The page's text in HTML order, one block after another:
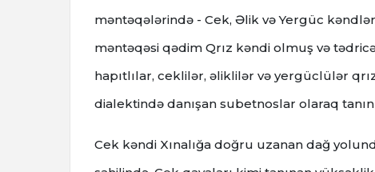
məntəqələrində - Cek, Əlik və Yergüc
məntəqəsi qədim Qrız kəndi olmuş və
hapıtlılar, ceklilər, əliklilər və yergüclülər
dialektində danışan subetnoslar olaraq
Cek kəndi Xınalığa doğru uzanan dağ